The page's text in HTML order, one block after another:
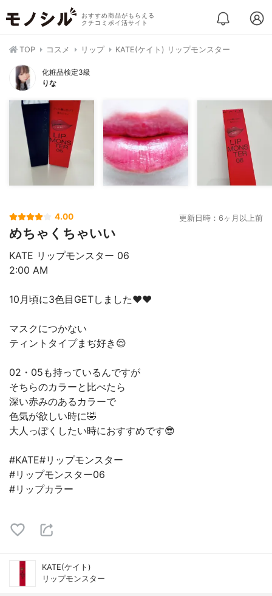
おすすめ商品がもらえる
クチコミポイ活サイト
TOP コスメ リップ KATE(ケイト) リップモンスター
化粧品検定3級
りな
4.00 更新日時：6ヶ月以上前
めちゃくちゃいい
KATE リップモンスター 06
2:00 AM
10月頃に3色目GETしました❤️❤️
マスクにつかない
ティントタイプまぢ好き😌
02・05も持っているんですが
そちらのカラーと比べたら
深い赤みのあるカラーで
色気が欲しい時に🤣
大人っぽくしたい時におすすめです😎
#KATE#リップモンスター
#リップモンスター06
#リップカラー
KATE(ケイト)
リップモンスター